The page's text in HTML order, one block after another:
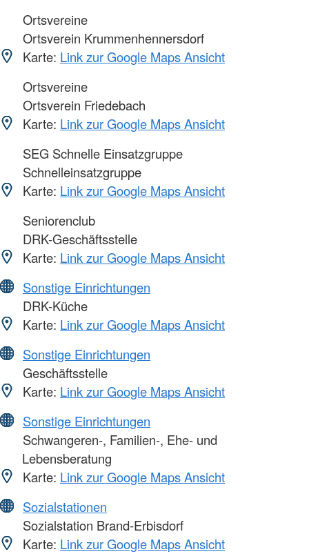
Ortsvereine
Ortsverein Krummenhennersdorf
Karte: Link zur Google Maps Ansicht
Ortsvereine
Ortsverein Friedebach
Karte: Link zur Google Maps Ansicht
SEG Schnelle Einsatzgruppe
Schnelleinsatzgruppe
Karte: Link zur Google Maps Ansicht
Seniorenclub
DRK-Geschäftsstelle
Karte: Link zur Google Maps Ansicht
Sonstige Einrichtungen
DRK-Küche
Karte: Link zur Google Maps Ansicht
Sonstige Einrichtungen
Geschäftsstelle
Karte: Link zur Google Maps Ansicht
Sonstige Einrichtungen
Schwangeren-, Familien-, Ehe- und
Lebensberatung
Karte: Link zur Google Maps Ansicht
Sozialstationen
Sozialstation Brand-Erbisdorf
Karte: Link zur Google Maps Ansicht